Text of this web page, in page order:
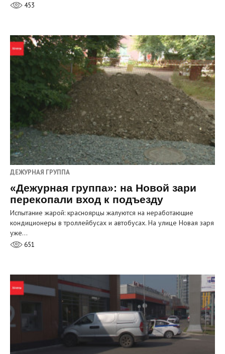
453
ДЕЖУРНАЯ ГРУППА
«Дежурная группа»: на Новой зари
перекопали вход к подъезду
Испытание жарой: красноярцы жалуются на неработающие
кондиционеры в троллейбусах и автобусах. На улице Новая заря
уже…
651